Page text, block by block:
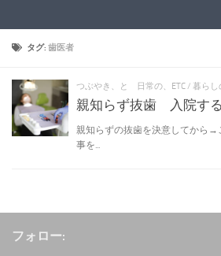
タグ: 歯医者
つぶやき、と 日常の、ETC/ 暮らし
親知らず抜歯 入院す
親知らずの抜歯を決意してから→
事を...
フォロー: